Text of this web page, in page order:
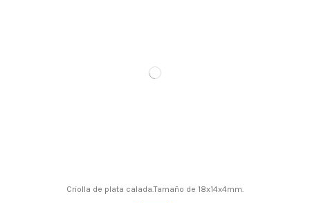
Criolla de plata calada.Tamaño de 18x14x4mm.